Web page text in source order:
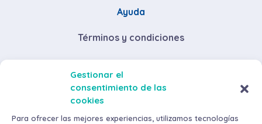
Gestionar el
consentimiento de las
cookies
Para ofrecer las mejores experiencias, utilizamos tecnologías
Ayuda
Términos y condiciones
Descuentos por volumen de compra
Envíos y devoluciones
Métodos de pago